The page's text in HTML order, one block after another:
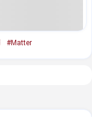
#Matter